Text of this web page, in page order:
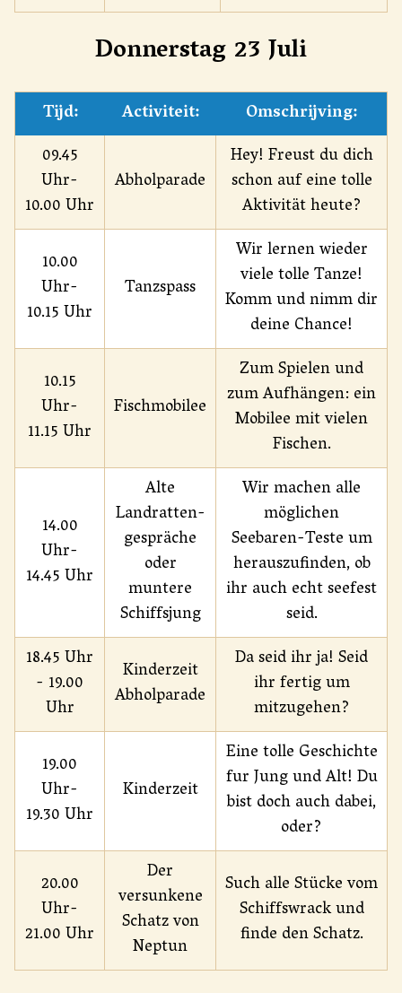
Donnerstag 23 Juli
Tijd: Activiteit:
Omschrijving:
09.45
Uhr-
10.00 Uhr
Abholparade
Hey! Freust du dich
schon auf eine tolle
Aktivität heute?
10.00
Uhr-
10.15 Uhr
Tanzspass
Wir lernen wieder
viele tolle Tanze!
Komm und nimm dir
deine Chance!
10.15
Uhr-
11.15 Uhr
Fischmobilee
Zum Spielen und
zum Aufhängen: ein
Mobilee mit vielen
Fischen.
14.00
Uhr-
14.45 Uhr
Alte
Landratten-
gespräche
oder
muntere
Schiffsjung
Wir machen alle
möglichen
Seebaren-Teste um
herauszufinden, ob
ihr auch echt seefest
seid.
18.45 Uhr
- 19.00
Uhr
Kinderzeit
Abholparade
Da seid ihr ja! Seid
ihr fertig um
mitzugehen?
19.00
Uhr-
19.30 Uhr
Kinderzeit
Eine tolle Geschichte
fur Jung und Alt! Du
bist doch auch dabei,
oder?
20.00
Uhr-
21.00 Uhr
Der
versunkene
Schatz von
Neptun
Such alle Stücke vom
Schiffswrack und
finde den Schatz.